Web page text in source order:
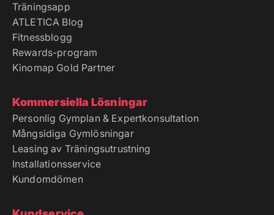
Träningsapp
ATLETICA Blog
Fitnessblogg
Rewards-program
Kinomap Gold Partner
Kommersiella Lösningar
Personlig Gymplan & Expertkonsultation
Mångsidiga Gymlösningar
Leasing av Träningsutrustning
Installationsservice
Kundomdömen